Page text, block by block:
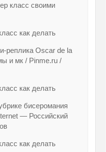
класс своими
реплика Oscar de la
и мк / Pinme.ru /
бисеромания
— Российский